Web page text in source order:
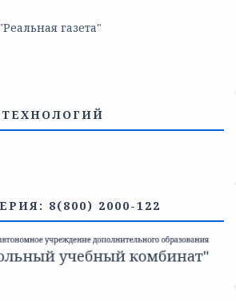
газета"
8(800) 2000-122